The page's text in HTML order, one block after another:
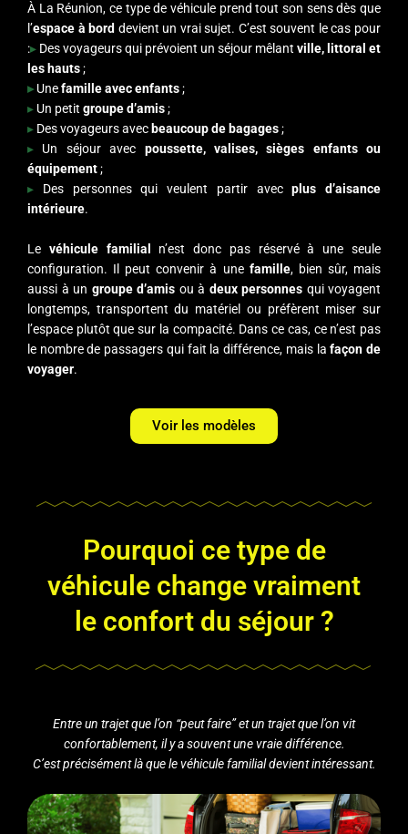
À La Réunion, ce type de véhicule prend tout son sens dès que
l’espace à bord devient un vrai sujet. C’est souvent le cas pour
:▸ Des voyageurs qui prévoient un séjour mêlant ville, littoral et
les hauts;
▸Unefamille avec enfants;
▸ Un petit groupe d’amis;
▸ Des voyageurs avec beaucoup de bagages;
▸ Un séjour avec poussette, valises, sièges enfants ou
équipement;
▸ Des personnes qui veulent partir avecplus d’aisance
intérieure.
Le véhicule familial
n’est donc pas réservé à une seule
configuration. Il peut convenir à une famille, bien sûr, mais
aussi à un groupe d’amis ou à deux personnes qui voyagent
longtemps, transportent du matériel ou préfèrent miser sur
l’espace plutôt que sur la compacité. Dans ce cas, ce n’est pas
le nombre de passagers qui fait la différence, mais lafaçon de
voyager.
Voir les modèles
Pourquoi ce type de
véhicule change vraiment
le confort du séjour ?
Entre un trajet que l’on “peut faire” et un trajet que l’on vit
confortablement, il y a souvent une vraie différence.
C’est précisément là que le véhicule familial devient intéressant.